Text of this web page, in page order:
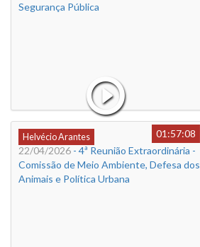
Segurança Pública
Helvécio Arantes
01:57:08
22/04/2026 - 4ª Reunião Extraordinária -
Comissão de Meio Ambiente, Defesa dos
Animais e Política Urbana